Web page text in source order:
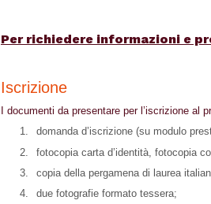
Per richiedere informazioni e
Iscrizione
I documenti da presentare per l’iscrizione al
1.
domanda d’iscrizione (su modulo
2.
fotocopia carta d’identità, fotocopia
3.
copia della pergamena di laurea
4.
due fotografie formato tessera;